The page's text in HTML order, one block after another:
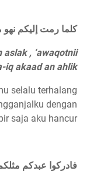
كلما رمت إليكم
, ‘awaqotnii
iq akaad an ahlik
selalu terhalang
dengan
saja aku hancur
فادركوا عبدكم